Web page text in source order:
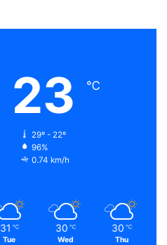
23 ℃
29º - 22º
96%
0.74 km/h
31 ℃
Tue
30 ℃
Wed
30 ℃
Thu